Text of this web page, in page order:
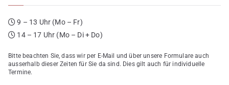
9 – 13 Uhr (Mo – Fr)
14 – 17 Uhr (Mo – Di + Do)
Bitte beachten Sie, dass wir per E-Mail und über unsere Formulare auch
ausserhalb dieser Zeiten für Sie da sind. Dies gilt auch für individuelle
Termine.